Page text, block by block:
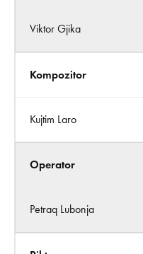
Viktor Gjika
Kompozitor
Kujtim Laro
Operator
Petraq Lubonja